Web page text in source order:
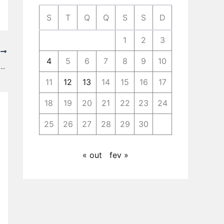
anos 60, Plástico duro
S T Q Q S S D
1 2 3
4 5 6 7 8 9 10
11 12 13 14 15 16 17
18 19 20 21 22 23 24
25 26 27 28 29 30
« out fev »